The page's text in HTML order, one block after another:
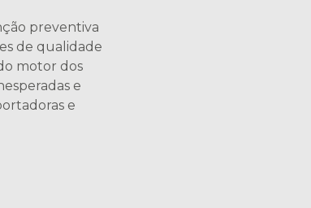
preventiva
de qualidade
motor dos
e
e